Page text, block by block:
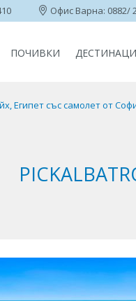
Офис Варна: 0882/
ПОЧИВКИ
Египет със самолет от